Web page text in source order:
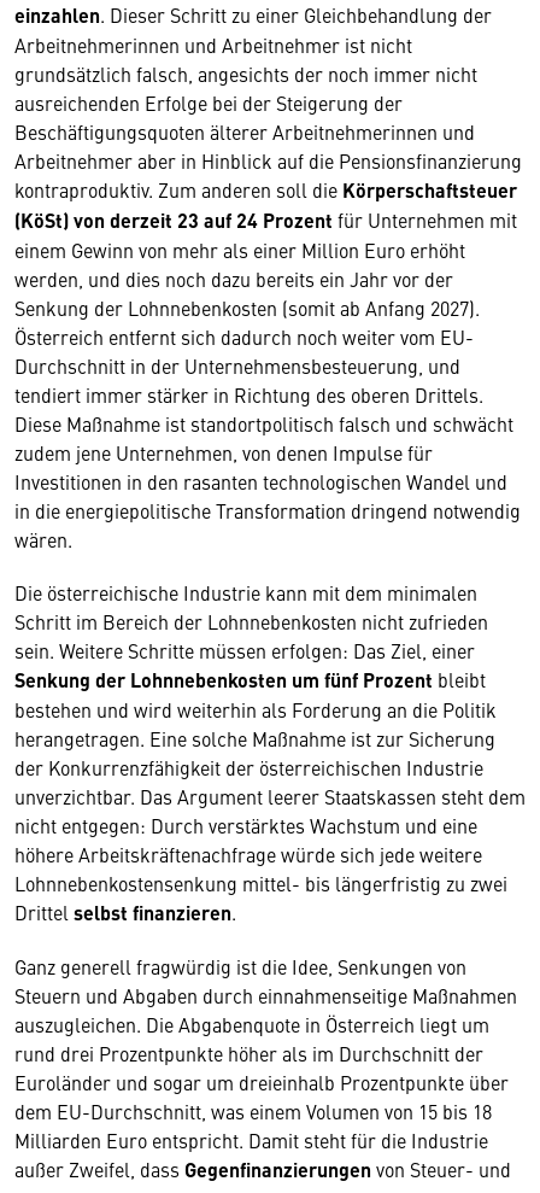
einzahlen. Dieser Schritt zu einer Gleichbehandlung der
Arbeitnehmerinnen und Arbeitnehmer ist nicht
grundsätzlich falsch, angesichts der noch immer nicht
ausreichenden Erfolge bei der Steigerung der
Beschäftigungsquoten älterer Arbeitnehmerinnen und
Arbeitnehmer aber in Hinblick auf die Pensionsfinanzierung
kontraproduktiv. Zum anderen soll die Körperschaftsteuer
(KöSt) von derzeit 23 auf 24 Prozent für Unternehmen mit
einem Gewinn von mehr als einer Million Euro erhöht
werden, und dies noch dazu bereits ein Jahr vor der
Senkung der Lohnnebenkosten (somit ab Anfang 2027).
Österreich entfernt sich dadurch noch weiter vom EU-
Durchschnitt in der Unternehmensbesteuerung, und
tendiert immer stärker in Richtung des oberen Drittels.
Diese Maßnahme ist standortpolitisch falsch und schwächt
zudem jene Unternehmen, von denen Impulse für
Investitionen in den rasanten technologischen Wandel und
in die energiepolitische Transformation dringend notwendig
wären.
Die österreichische Industrie kann mit dem minimalen
Schritt im Bereich der Lohnnebenkosten nicht zufrieden
sein. Weitere Schritte müssen erfolgen: Das Ziel, einer
Senkung der Lohnnebenkosten um fünf Prozent bleibt
bestehen und wird weiterhin als Forderung an die Politik
herangetragen. Eine solche Maßnahme ist zur Sicherung
der Konkurrenzfähigkeit der österreichischen Industrie
unverzichtbar. Das Argument leerer Staatskassen steht dem
nicht entgegen: Durch verstärktes Wachstum und eine
höhere Arbeitskräftenachfrage würde sich jede weitere
Lohnnebenkostensenkung mittel- bis längerfristig zu zwei
Drittel selbst finanzieren.
Ganz generell fragwürdig ist die Idee, Senkungen von
Steuern und Abgaben durch einnahmenseitige Maßnahmen
auszugleichen. Die Abgabenquote in Österreich liegt um
rund drei Prozentpunkte höher als im Durchschnitt der
Euroländer und sogar um dreieinhalb Prozentpunkte über
dem EU-Durchschnitt, was einem Volumen von 15 bis 18
Milliarden Euro entspricht. Damit steht für die Industrie
außer Zweifel, dass Gegenfinanzierungen von Steuer- und